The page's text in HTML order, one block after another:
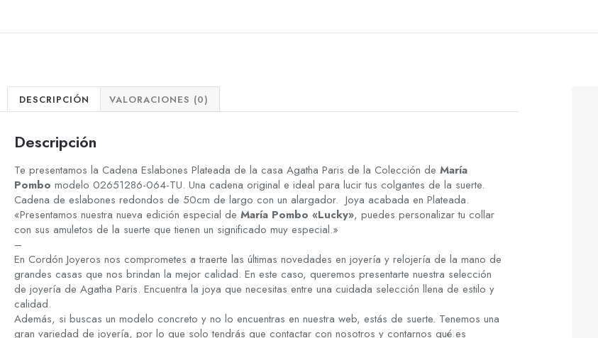
DESCRIPCIÓN VALORACIONES (0)
Descripción
Te presentamos la Cadena Eslabones Plateada de la casa Agatha Paris de la Colección de María
Pombo modelo 02651286-064-TU. Una cadena original e ideal para lucir tus colgantes de la suerte.
Cadena de eslabones redondos de 50cm de largo con un alargador. Joya acabada en Plateada.
«Presentamos nuestra nueva edición especial de María Pombo «Lucky», puedes personalizar tu collar
con sus amuletos de la suerte que tienen un significado muy especial.»
–
En Cordón Joyeros nos comprometes a traerte las últimas novedades en joyería y relojería de la mano de
grandes casas que nos brindan la mejor calidad. En este caso, queremos presentarte nuestra selección
de joyería de Agatha Paris. Encuentra la joya que necesitas entre una cuidada selección llena de estilo y
calidad.
Además, si buscas un modelo concreto y no lo encuentras en nuestra web, estás de suerte. Tenemos una
gran variedad de joyería, por lo que solo tendrás que contactar con nosotros y contarnos qué es